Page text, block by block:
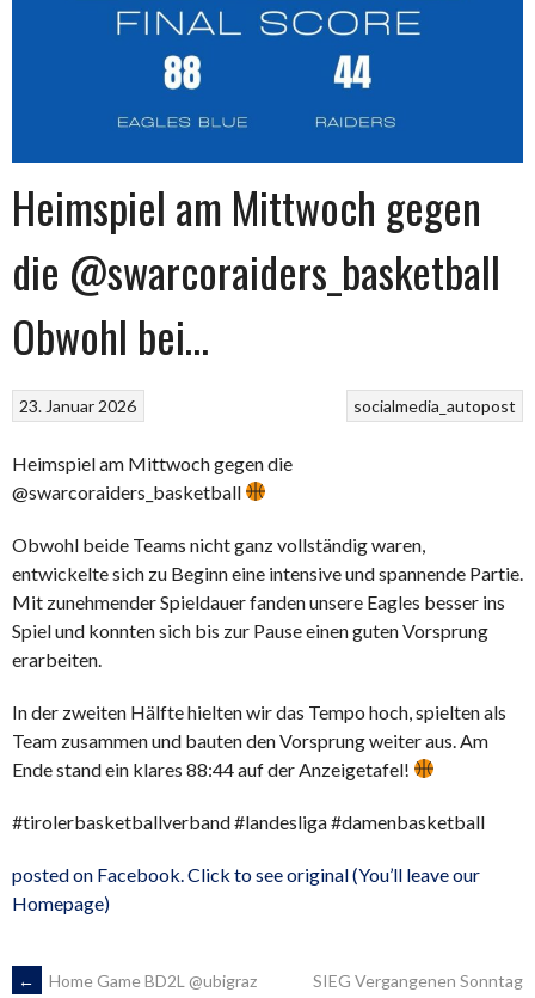
Heimspiel am Mittwoch gegen
die @swarcoraiders_basketball
Obwohl bei…
socialmedia_autopost
23. Januar 2026
Heimspiel am Mittwoch gegen die
@swarcoraiders_basketball
Obwohl beide Teams nicht ganz vollständig waren,
entwickelte sich zu Beginn eine intensive und spannende Partie.
Mit zunehmender Spieldauer fanden unsere Eagles besser ins
Spiel und konnten sich bis zur Pause einen guten Vorsprung
erarbeiten.
In der zweiten Hälfte hielten wir das Tempo hoch, spielten als
Team zusammen und bauten den Vorsprung weiter aus. Am
Ende stand ein klares 88:44 auf der Anzeigetafel!
#tirolerbasketballverband #landesliga #damenbasketball
posted on Facebook. Click to see original (You’ll leave our
Homepage)
←
Home Game BD2L @ubigraz
SIEG Vergangenen Sonntag